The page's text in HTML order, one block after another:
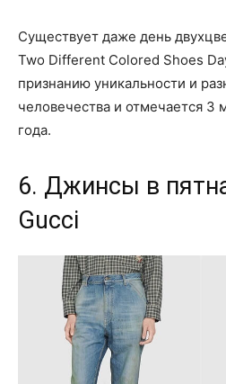
Существует даже день
Two Different Colored Shoes
признанию уникальности и
человечества и отмечается 3
года.
6. Джинсы в
Gucci